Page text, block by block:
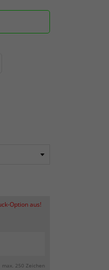
Option aus!
max. 250 Zeichen